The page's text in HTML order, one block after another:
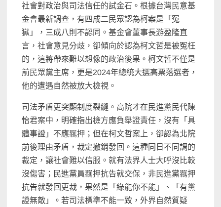
社會對政治與司法信任的試金石。根據台灣民意基
金會最新調查，有四成二民眾認為柯案是「冤
獄」，三成八則不認同。基金會董事長游盈隆直
言，社會意見分歧，卻傾向於認為柯文哲是被冤枉
的，這將帶來難以想像的政治後果。柯文哲不僅是
前民眾黨主席，更是2024年總統大選高票落選者，
他的遭遇自然被放大檢視。
司法矛盾更突顯制度裂縫。高院才在民進黨民代陳
怡君案中，明確指出檢方應負舉證責任，沒有「具
體事證」不應羈押；但在柯文哲案上，卻認為北院
前後理由矛盾，裁定撤銷發回。這種同日不同調的
裁定，讓社會難以信服。就有法界人士大呼沒比較
沒傷害；民進黨員羈押抗告就交保，非民進黨羈押
抗告就發回更裁，果然是「綠能你不能」、「有黨
證無敵」。若司法標準不能一致，外界自然質疑